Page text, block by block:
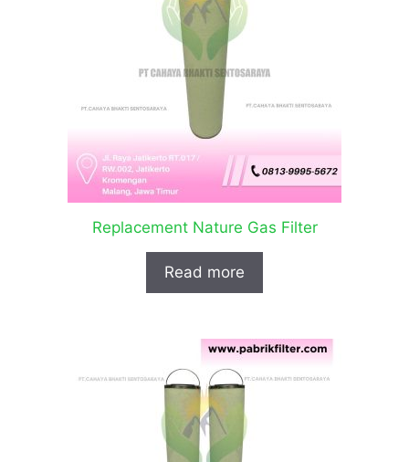
Replacement Nature Gas Filter
Read more